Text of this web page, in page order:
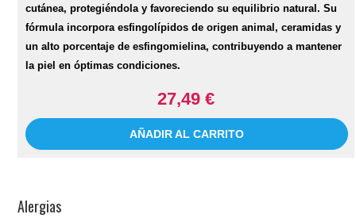
cutánea, protegiéndola y favoreciendo su equilibrio natural. Su
fórmula incorpora esfingolípidos de origen animal, ceramidas y
un alto porcentaje de esfingomielina, contribuyendo a mantener
la piel en óptimas condiciones.
27,49 €
AÑADIR AL CARRITO
Alergias